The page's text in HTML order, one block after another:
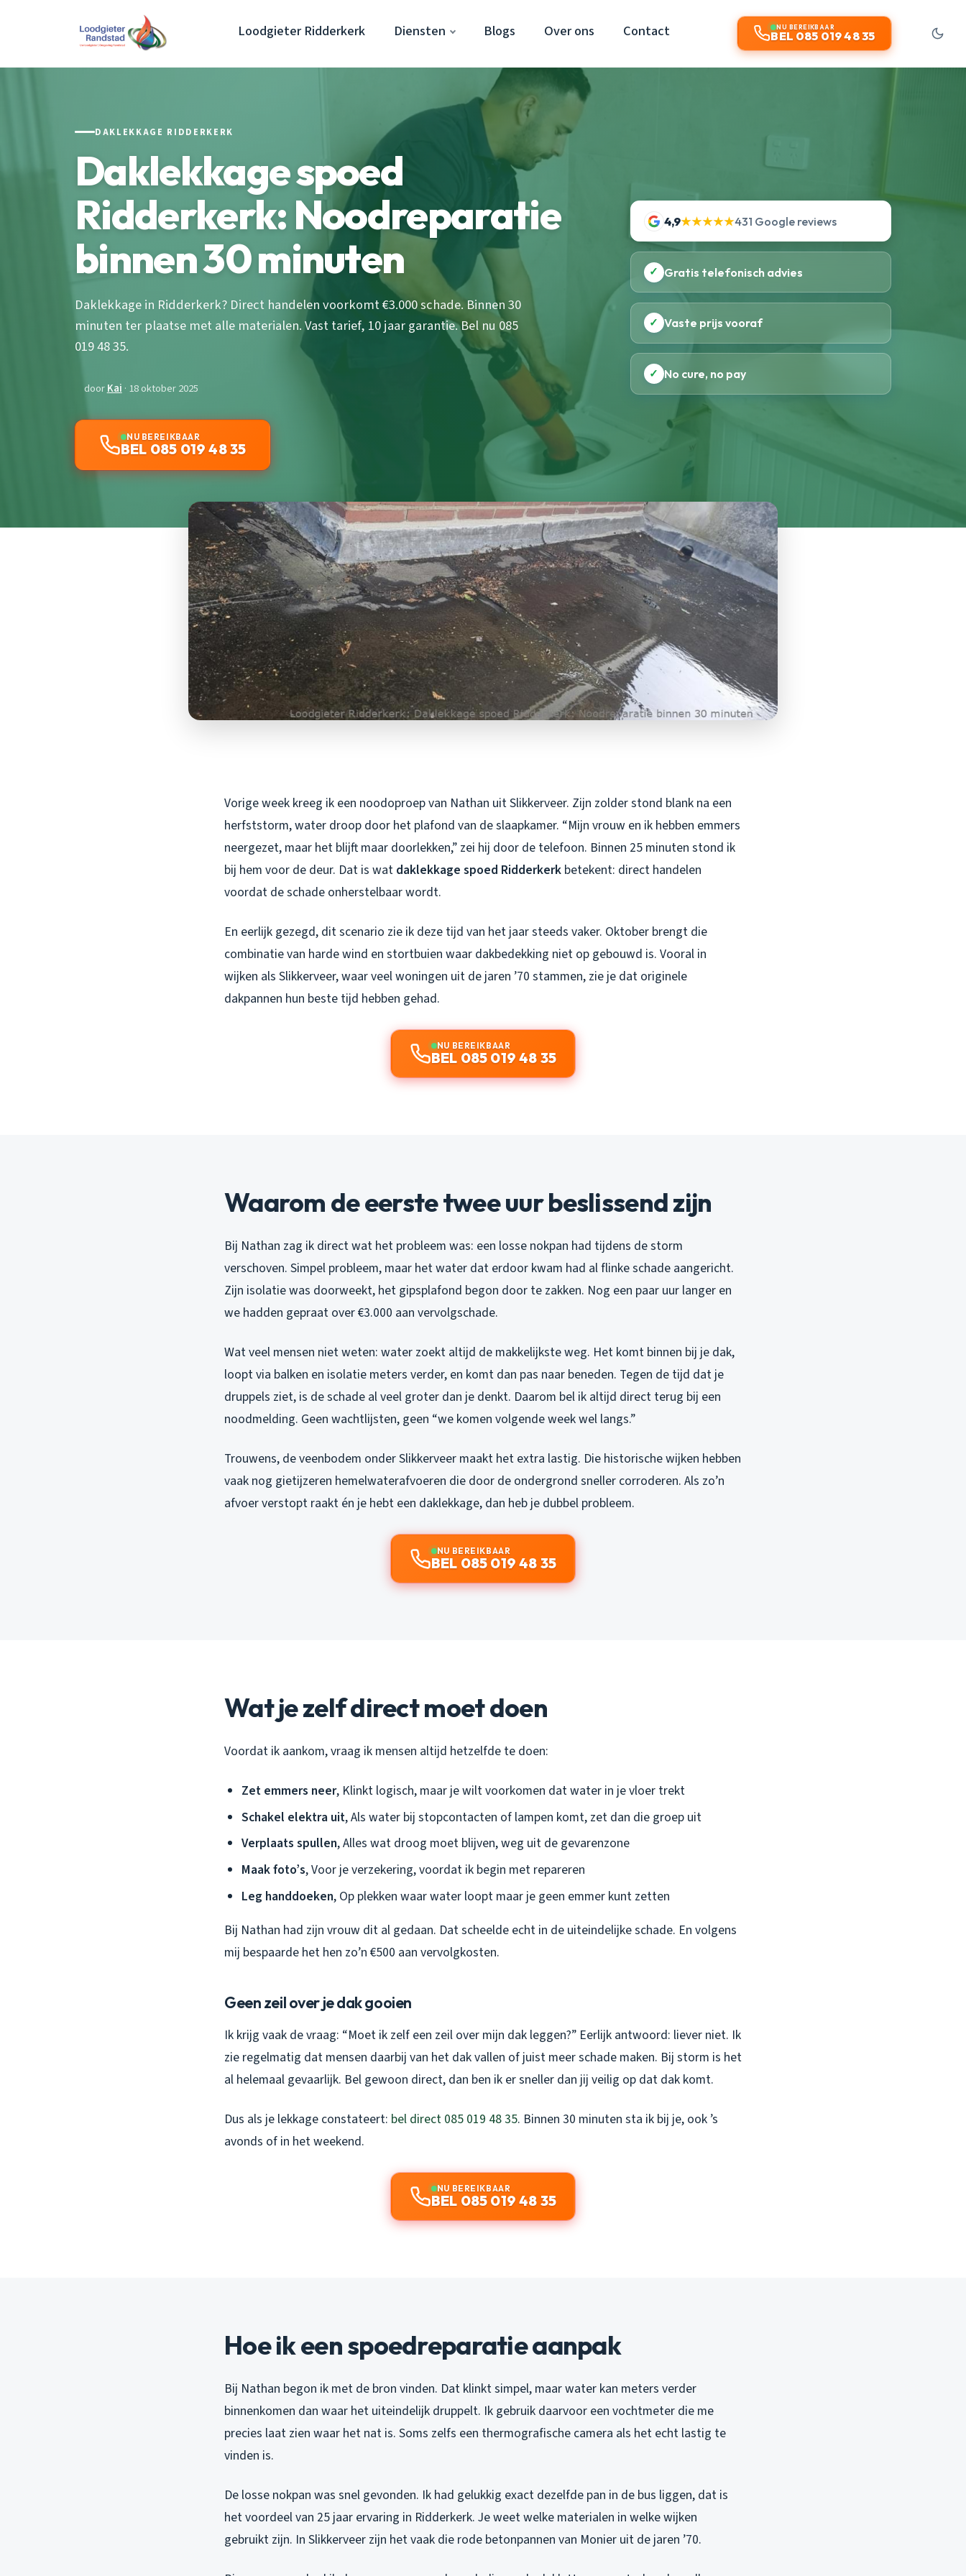
Loodgieter Ridderkerk Diensten Blogs Over ons Contact NU BEREIKBAAR
BEL 085 019 48 35
DAKLEKKAGE RIDDERKERK
Daklekkage spoed
Ridderkerk: Noodreparatie
binnen 30 minuten
Daklekkage in Ridderkerk? Direct handelen voorkomt €3.000 schade. Binnen 30
minuten ter plaatse met alle materialen. Vast tarief, 10 jaar garantie. Bel nu 085
019 48 35.
doorKai · 18 oktober 2025
NU BEREIKBAAR
BEL 085 019 48 35
4,9★★★★★431 Google reviews
✓ Gratis telefonisch advies
✓ Vaste prijs vooraf
✓ No cure, no pay
Vorige week kreeg ik een noodoproep van Nathan uit Slikkerveer. Zijn zolder stond blank na een
herfststorm, water droop door het plafond van de slaapkamer. “Mijn vrouw en ik hebben emmers
neergezet, maar het blijft maar doorlekken,” zei hij door de telefoon. Binnen 25 minuten stond ik
bij hem voor de deur. Dat is wat daklekkage spoed Ridderkerk betekent: direct handelen
voordat de schade onherstelbaar wordt.
En eerlijk gezegd, dit scenario zie ik deze tijd van het jaar steeds vaker. Oktober brengt die
combinatie van harde wind en stortbuien waar dakbedekking niet op gebouwd is. Vooral in
wijken als Slikkerveer, waar veel woningen uit de jaren ’70 stammen, zie je dat originele
dakpannen hun beste tijd hebben gehad.
NU BEREIKBAAR
BEL 085 019 48 35
Waarom de eerste twee uur beslissend zijn
Bij Nathan zag ik direct wat het probleem was: een losse nokpan had tijdens de storm
verschoven. Simpel probleem, maar het water dat erdoor kwam had al flinke schade aangericht.
Zijn isolatie was doorweekt, het gipsplafond begon door te zakken. Nog een paar uur langer en
we hadden gepraat over €3.000 aan vervolgschade.
Wat veel mensen niet weten: water zoekt altijd de makkelijkste weg. Het komt binnen bij je dak,
loopt via balken en isolatie meters verder, en komt dan pas naar beneden. Tegen de tijd dat je
druppels ziet, is de schade al veel groter dan je denkt. Daarom bel ik altijd direct terug bij een
noodmelding. Geen wachtlijsten, geen “we komen volgende week wel langs.”
Trouwens, de veenbodem onder Slikkerveer maakt het extra lastig. Die historische wijken hebben
vaak nog gietijzeren hemelwaterafvoeren die door de ondergrond sneller corroderen. Als zo’n
afvoer verstopt raakt én je hebt een daklekkage, dan heb je dubbel probleem.
NU BEREIKBAAR
BEL 085 019 48 35
Wat je zelf direct moet doen
Voordat ik aankom, vraag ik mensen altijd hetzelfde te doen:
Zet emmers neer, Klinkt logisch, maar je wilt voorkomen dat water in je vloer trekt
Schakel elektra uit, Als water bij stopcontacten of lampen komt, zet dan die groep uit
Verplaats spullen, Alles wat droog moet blijven, weg uit de gevarenzone
Maak foto’s, Voor je verzekering, voordat ik begin met repareren
Leg handdoeken, Op plekken waar water loopt maar je geen emmer kunt zetten
Bij Nathan had zijn vrouw dit al gedaan. Dat scheelde echt in de uiteindelijke schade. En volgens
mij bespaarde het hen zo’n €500 aan vervolgkosten.
Geen zeil over je dak gooien
Ik krijg vaak de vraag: “Moet ik zelf een zeil over mijn dak leggen?” Eerlijk antwoord: liever niet. Ik
zie regelmatig dat mensen daarbij van het dak vallen of juist meer schade maken. Bij storm is het
al helemaal gevaarlijk. Bel gewoon direct, dan ben ik er sneller dan jij veilig op dat dak komt.
Dus als je lekkage constateert: bel direct 085 019 48 35. Binnen 30 minuten sta ik bij je, ook ’s
avonds of in het weekend.
NU BEREIKBAAR
BEL 085 019 48 35
Hoe ik een spoedreparatie aanpak
Bij Nathan begon ik met de bron vinden. Dat klinkt simpel, maar water kan meters verder
binnenkomen dan waar het uiteindelijk druppelt. Ik gebruik daarvoor een vochtmeter die me
precies laat zien waar het nat is. Soms zelfs een thermografische camera als het echt lastig te
vinden is.
De losse nokpan was snel gevonden. Ik had gelukkig exact dezelfde pan in de bus liggen, dat is
het voordeel van 25 jaar ervaring in Ridderkerk. Je weet welke materialen in welke wijken
gebruikt zijn. In Slikkerveer zijn het vaak die rode betonpannen van Monier uit de jaren ’70.